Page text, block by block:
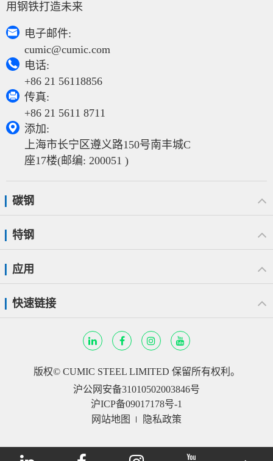
用钢铁打造未来

电子邮件:
cumic@cumic.com

电话:
+86 21 56118856

传真:
+86 21 5611 8711

添加:
上海市长宁区遵义路150号南丰城C
座17楼(邮编: 200051 )
碳钢
特钢
应用
快速链接
版权© CUMIC STEEL LIMITED 保留所有权利。
沪公网安备31010502003846号
沪ICP备09017178号-1
网站地图
隐私政策